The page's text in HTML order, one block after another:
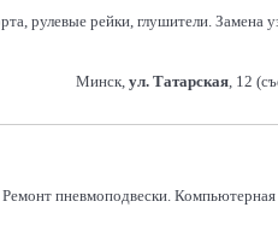
рулевые рейки, глушители.
Минск, ул. Татарская, 12
пневмоподвески. Компьютерная